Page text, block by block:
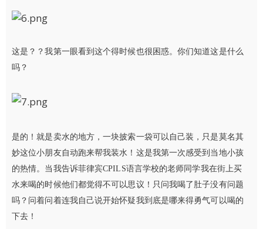
这是？？我第一眼看到这个得时候也很困惑。你们知道这是什么
吗？
是的！就是卖水的地方，一块披索一袋可以自己装，只是莫名其
妙这位小朋友自动跑来帮我装水！这是我第一次感受到当地小孩
的热情。当我告诉菲律宾CPILS语言学校的老师同学我在街上买
水来喝的时候他们都觉得不可以思议！只问我喝了肚子没有问题
吗？问着问着连我自己说开始怀疑我到底是哪来得勇气可以喝的
下去！